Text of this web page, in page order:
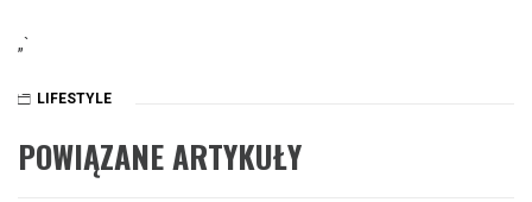
„`
LIFESTYLE
POWIĄZANE ARTYKUŁY